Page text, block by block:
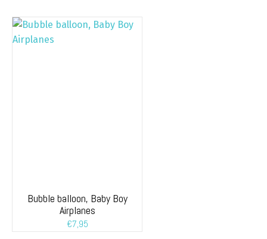
Bubble balloon, Baby Boy
Airplanes
€7,95